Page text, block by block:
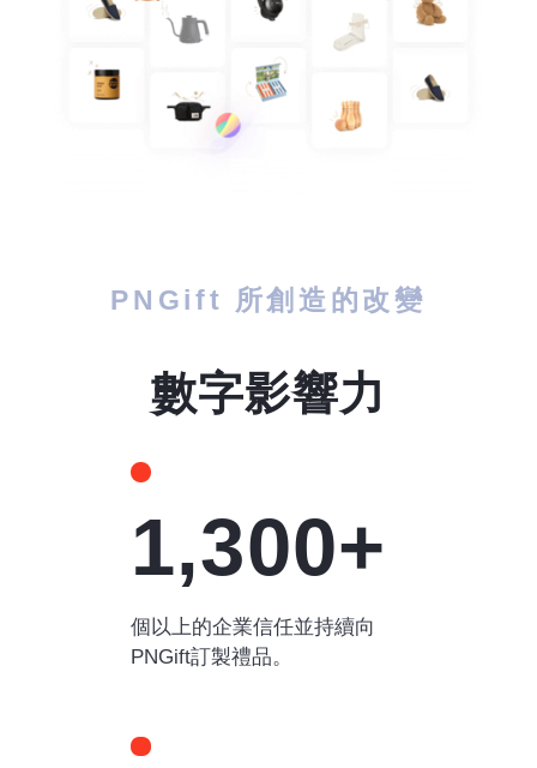
PNGift 所創造的改變
數字影響力
1,300+
個以上的企業信任並持續向
PNGift訂製禮品。